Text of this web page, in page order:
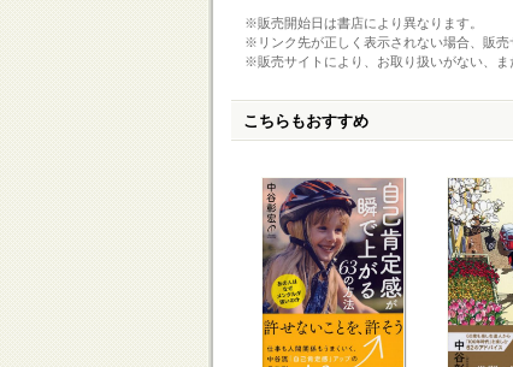
※販売開始日は書店により異なります。
※リンク先が正しく表示されない場合、販売
※販売サイトにより、お取り扱いがない、ま
こちらもおすすめ